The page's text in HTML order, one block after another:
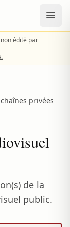
édité par
privées
de la
public.